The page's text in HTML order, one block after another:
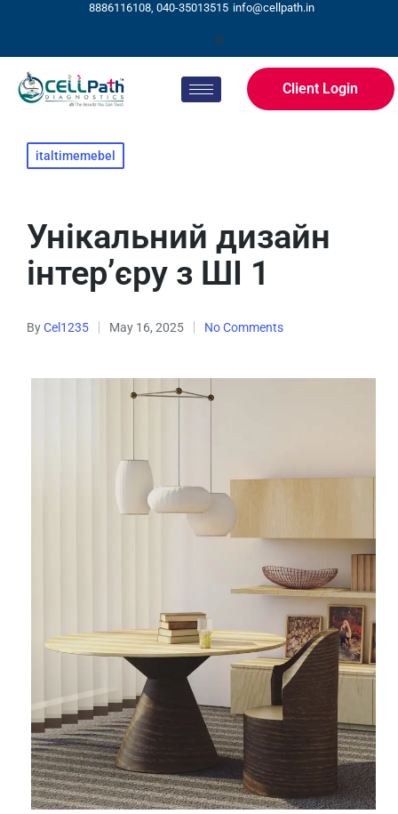
8886116108, 040-35013515 info@cellpath.in
Client Login
italtimemebel
Унікальний дизайн
інтер’єру з ШІ 1
ByCel1235 May 16, 2025 No Comments